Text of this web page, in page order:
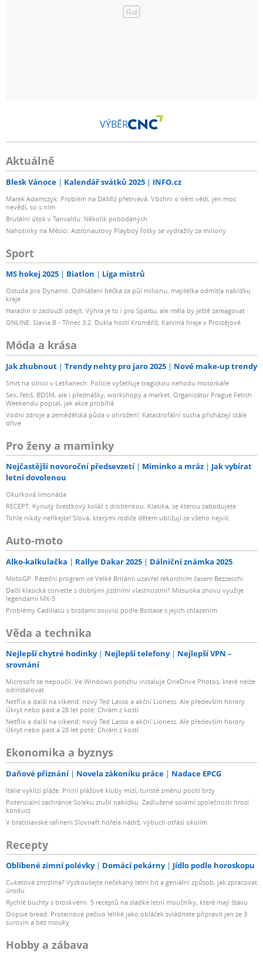
VÝBĚR
Aktuálně
Blesk Vánoce Kalendář svátků 2025 INFO.cz
Marek Adamczyk: Problém na DAMU přetrvává. Všichni o něm vědí, jen moc
nevědí, co s ním
Brutální útok v Tanvaldu: Několik pobodaných
Nahotinky na Měsíci: Astronautovy Playboy fotky se vydražily za miliony
Sport
MS hokej 2025 Biatlon Liga mistrů
Ostuda pro Dynamo. Odhlášení béčka za půl milionu, majitelka odmítla nabídku
kraje
Haraslín si zaslouží odejít. Výhra je to i pro Spartu, ale měla by ještě zareagovat
ONLINE: Slavia B - Třinec 3:2. Dukla hostí Kroměříž, Karviná hraje v Prostějově
Móda a krása
Jak zhubnout Trendy nehty pro jaro 2025 Nové make-up trendy
Smrt na silnici v Letňanech: Policie vyšetřuje tragickou nehodu motorkáře
Sex, fetiš, BDSM, ale i přednášky, workshopy a market. Organizátor Prague Fetish
Weekendu popsal, jak akce probíhá
Vodní zdroje a zemědělská půda v ohrožení: Katastrofální sucha přicházejí stále
dříve
Pro ženy a maminky
Nejčastější novoroční předsevzetí Miminko a mráz
Jak vybírat
letní dovolenou
Okurková limonáda
RECEPT: Kynutý švestkový koláč s drobenkou. Klasika, se kterou zabodujete
Tohle nikdy neříkejte! Slova, kterými rodiče dětem ubližují ze všeho nejvíc
Auto-moto
Alko-kalkulačka Rallye Dakar 2025 Dálniční známka 2025
MotoGP: Páteční program ve Velké Británii uzavřel rekordním časem Bezzecchi
Další klasická corvette s dobrými jízdními vlastnostmi? Mitsuoka znovu využije
legendární MX-5
Problémy Cadillacu s brzdami souvisí podle Bottase s jejich chlazením
Věda a technika
Nejlepší chytré hodinky Nejlepší telefony
Nejlepší VPN –
srovnání
Microsoft se nepoučil. Ve Windows potichu instaluje OneDrive Photos, které nelze
odinstalovat
Netflix a další na víkend: nový Ted Lasso a akční Lioness. Ale především horory
Úkryt nebo past a 28 let poté: Chrám z kostí
Netflix a další na víkend: nový Ted Lasso a akční Lioness. Ale především horory
Úkryt nebo past a 28 let poté: Chrám z kostí
Ekonomika a byznys
Daňové přiznání Novela zákoníku práce Nadace EPCG
Itálie vyklízí pláže. První plážové kluby mizí, turisté změnu pocítí brzy
Potenciální zachránce Soleku zrušil nabídku. Zadlužené solární společnosti hrozí
konkurz
V bratislavské rafinerii Slovnaft hořela nádrž, výbuch otřásl okolím
Recepty
Oblíbené zimní polévky Domácí pekárny Jídlo podle horoskopu
Cuketová zmrzlina? Vyzkoušejte nečekaný letní hit a geniální způsob, jak zpracovat
úrodu
Rychlé buchty s broskvemi: 5 receptů na sladké letní moučníky, které mají šťávu
Oopsie bread: Proteinové pečivo lehké jako obláček zvládnete připravit jen ze 3
surovin a bez mouky
Hobby a zábava